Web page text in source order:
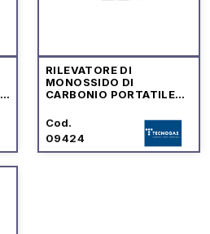
RILEVATORE DI
MONOSSIDO DI
CARBONIO PORTATILE
Cod.
09424